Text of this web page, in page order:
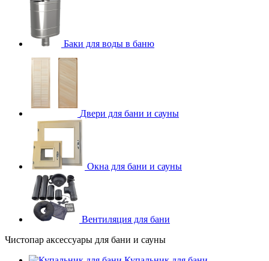
Баки для воды в баню
Двери для бани и сауны
Окна для бани и сауны
Вентиляция для бани
Чистопар аксессуары для бани и сауны